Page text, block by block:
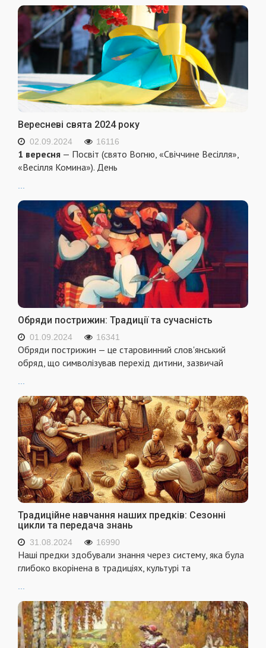
Вересневі свята 2024 року
02.09.2024 16116
1 вересня — Посвіт (свято Вогню, «Свіччине Весілля»,
«Весілля Комина»). День
...
Обряди пострижин: Традиції та сучасність
01.09.2024 16341
Обряди пострижин — це старовинний слов'янський
обряд, що символізував перехід дитини, зазвичай
Традиційне навчання наших предків: Сезонні
цикли та передача знань
31.08.2024 16990
Наші предки здобували знання через систему, яка була
глибоко вкорінена в традиціях, культурі та